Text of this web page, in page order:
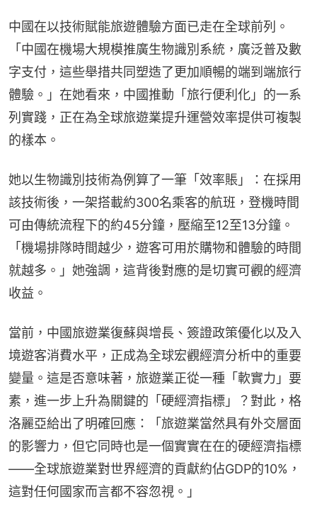
中國在以技術賦能旅遊體驗方面已走在全球前列。
「中國在機場大規模推廣生物識別系統，廣泛普及數
字支付，這些舉措共同塑造了更加順暢的端到端旅行
體驗。」在她看來，中國推動「旅行便利化」的一系
列實踐，正在為全球旅遊業提升運營效率提供可複製
的樣本。
她以生物識別技術為例算了一筆「效率賬」：在採用
該技術後，一架搭載約300名乘客的航班，登機時間
可由傳統流程下的約45分鐘，壓縮至12至13分鐘。
「機場排隊時間越少，遊客可用於購物和體驗的時間
就越多。」她強調，這背後對應的是切實可觀的經濟
收益。
當前，中國旅遊業復蘇與增長、簽證政策優化以及入
境遊客消費水平，正成為全球宏觀經濟分析中的重要
變量。這是否意味著，旅遊業正從一種「軟實力」要
素，進一步上升為關鍵的「硬經濟指標」？對此，格
洛麗亞給出了明確回應：「旅遊業當然具有外交層面
的影響力，但它同時也是一個實實在在的硬經濟指標
——全球旅遊業對世界經濟的貢獻約佔GDP的10%，
這對任何國家而言都不容忽視。」